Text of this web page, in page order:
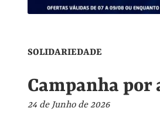
SOLIDARIEDADE
Campanha
24 de Junho de 2026